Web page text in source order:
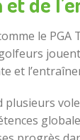
le
et